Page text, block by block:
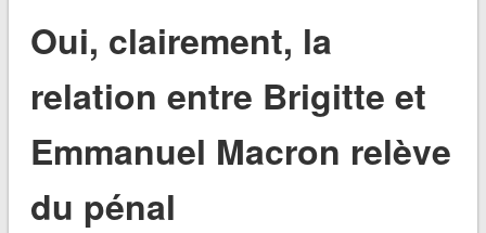
Oui, clairement, la
relation entre Brigitte et
Emmanuel Macron relève
du pénal